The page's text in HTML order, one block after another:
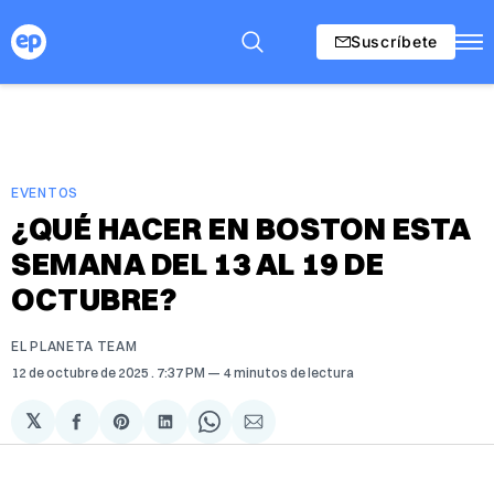
Suscríbete
EVENTOS
¿QUÉ HACER EN BOSTON ESTA
SEMANA DEL 13 AL 19 DE
OCTUBRE?
EL PLANETA TEAM
12 de octubre de 2025 . 7:37 PM 4 minutos de lectura
𝕏
Compartir
en
Share
on
Compartir
en
Share
on
Compartir
via